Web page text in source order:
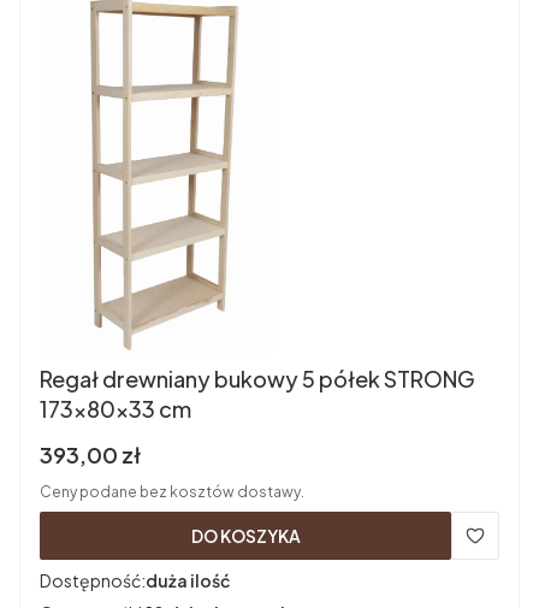
Regał drewniany bukowy 5 półek STRONG
173x80x33 cm
Cena brutto
393,00 zł
Ceny podane bez kosztów dostawy.
DO KOSZYKA
Dostępność:duża ilość